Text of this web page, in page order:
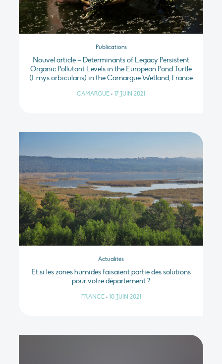
Publications
Nouvel article – Determinants of Legacy Persistent
Organic Pollutant Levels in the European Pond Turtle
(Emys orbicularis) in the Camargue Wetland, France
CAMARGUE • 17 JUIN 2021
Actualités
Et si les zones humides faisaient partie des solutions
pour votre département ?
FRANCE • 10 JUIN 2021